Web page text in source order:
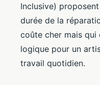
Inclusive)
durée de la
coûte cher mais qui
logique pour un
travail quotidien.